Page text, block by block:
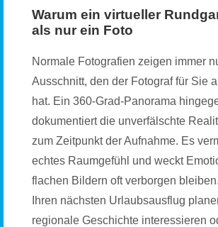
Warum ein virtueller
als nur ein Foto
Normale Fotografien zeigen immer
Ausschnitt, den der Fotograf für Sie
hat. Ein 360-Grad-Panorama
dokumentiert die unverfälschte
zum Zeitpunkt der Aufnahme. Es
echtes Raumgefühl und weckt
flachen Bildern oft verborgen
Ihren nächsten Urlaubsausflug
regionale Geschichte interessieren